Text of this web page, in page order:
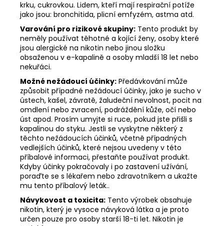
krku, cukrovkou. Lidem, kteří mají respirační potíže
jako jsou: bronchitida, plicní emfyzém, astma atd.
Varování pro rizikové skupiny: Tento produkt by
neměly používat těhotné a kojící ženy, osoby které
jsou alergické na nikotin nebo jinou složku
obsaženou v e-kapalině a osoby mladší 18 let nebo
nekuřáci.
Možné nežádoucí účinky: Předávkování může
způsobit případné nežádoucí účinky, jako je sucho v
ústech, kašel, závratě, žaludeční nevolnost, pocit na
omdlení nebo zvracení, podráždění kůže, očí nebo
úst apod. Prosím umyjte si ruce, pokud jste přišli s
kapalinou do styku. Jestli se vyskytne některý z
těchto nežádoucích účinků, včetně případných
vedlejších účinků, které nejsou uvedeny v této
příbalové informaci, přestaňte používat produkt.
Kdyby účinky pokračovaly i po zastavení užívání,
poraďte se s lékařem nebo zdravotníkem a ukažte
mu tento příbalový leták..
Návykovost a toxicita: Tento výrobek obsahuje
nikotin, který je vysoce návyková látka a je proto
určen pouze pro osoby starší 18-ti let. Nikotin je